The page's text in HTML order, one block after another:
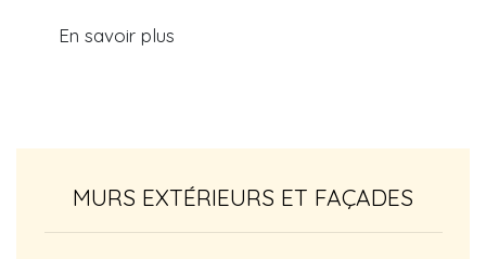
En savoir plus
MURS EXTÉRIEURS ET FAÇADES